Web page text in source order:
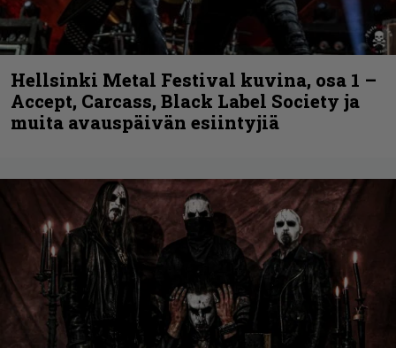
Hellsinki Metal Festival kuvina, osa 1 –
Accept, Carcass, Black Label Society ja
muita avauspäivän esiintyjiä